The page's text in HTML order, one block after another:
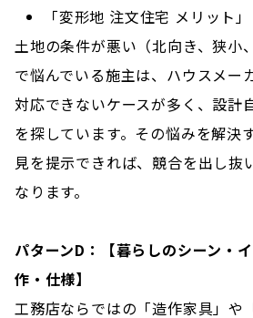
「変形地 注文住宅 メリット」
土地の条件が悪い（北向き、狭小
で悩んでいる施主は、ハウスメー
対応できないケースが多く、設計
を探しています。その悩みを解決
見を提示できれば、競合を出し抜
なります。
パターンD：【暮らしのシーン・
作・仕様】
工務店ならではの「造作家具」や